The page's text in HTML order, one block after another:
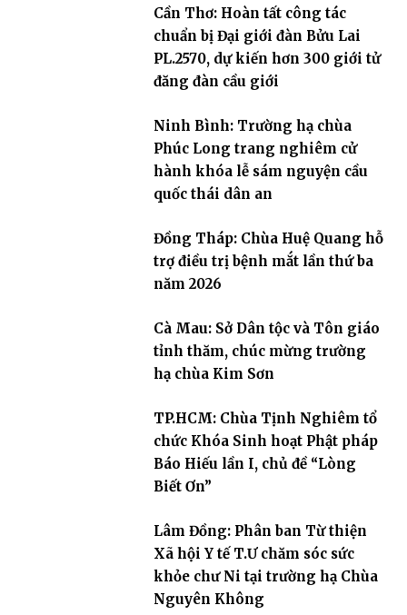
Cần Thơ: Hoàn tất công tác
chuẩn bị Đại giới đàn Bửu Lai
PL.2570, dự kiến hơn 300 giới tử
đăng đàn cầu giới
Ninh Bình: Trường hạ chùa
Phúc Long trang nghiêm cử
hành khóa lễ sám nguyện cầu
quốc thái dân an
Đồng Tháp: Chùa Huệ Quang hỗ
trợ điều trị bệnh mắt lần thứ ba
năm 2026
Cà Mau: Sở Dân tộc và Tôn giáo
tỉnh thăm, chúc mừng trường
hạ chùa Kim Sơn
TP.HCM: Chùa Tịnh Nghiêm tổ
chức Khóa Sinh hoạt Phật pháp
Báo Hiếu lần I, chủ đề “Lòng
Biết Ơn”
Lâm Đồng: Phân ban Từ thiện
Xã hội Y tế T.Ư chăm sóc sức
khỏe chư Ni tại trường hạ Chùa
Nguyên Không